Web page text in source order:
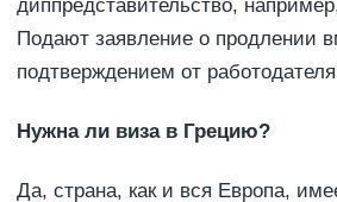
диппредставительство,
Подают заявление о продлении
подтверждением от
Нужна ли виза в Грецию?
Да, страна, как и вся Европа,